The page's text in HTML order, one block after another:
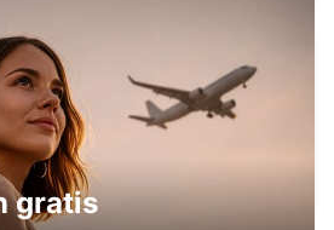
DE PARÍS GARE DE
gratis